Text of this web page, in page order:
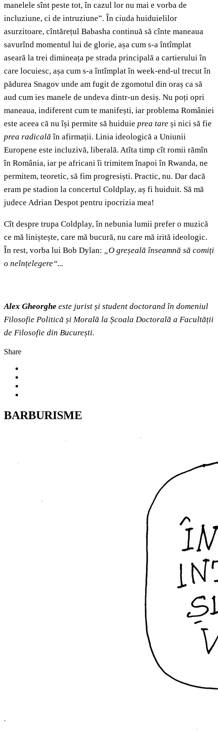
manelele sînt peste tot, în cazul lor nu mai e vorba de
incluziune, ci de intruziune”. În ciuda huiduielilor
asurzitoare, cîntărețul Babasha continuă să cînte maneaua
savurînd momentul lui de glorie, așa cum s-a întîmplat
aseară la trei dimineața pe strada principală a cartierului în
care locuiesc, așa cum s-a întîmplat în week-end-ul trecut în
pădurea Snagov unde am fugit de zgomotul din oraș ca să
aud cum ies manele de undeva dintr-un desiș. Nu poți opri
maneaua, indiferent cum te manifești, iar problema României
este aceea că nu își permite să huiduie prea tare și nici să fie
prea radicală în afirmații. Linia ideologică a Uniunii
Europene este incluzivă, liberală. Atîta timp cît romii rămîn
în România, iar pe africani îi trimitem înapoi în Rwanda, ne
permitem, teoretic, să fim progresiști. Practic, nu. Dar dacă
eram pe stadion la concertul Coldplay, aș fi huiduit. Să mă
judece Adrian Despot pentru ipocrizia mea!
Cît despre trupa Coldplay, în nebunia lumii prefer o muzică
ce mă liniștește, care mă bucură, nu care mă irită ideologic.
În rest, vorba lui Bob Dylan: „O greșeală înseamnă să comiți
o neînțelegere“...
Alex Gheorghe este jurist și student doctorand în domeniul
Filosofie Politică și Morală la Școala Doctorală a Facultății
de Filosofie din București.
Share
BARBURISME